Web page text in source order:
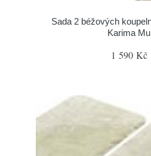
Sada 2 béžových
Karima
1 590 Kč